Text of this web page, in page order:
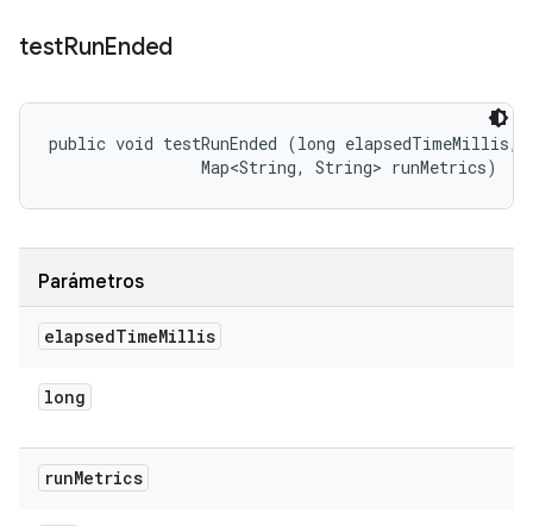
testRunEnded
public void testRunEnded (long elapsedTimeMillis,
                Map<String, String> runMetrics)
Parámetros
elapsedTimeMillis
long
runMetrics